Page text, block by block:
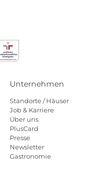
Unternehmen
Standorte / Häuser
Job & Karriere
Über uns
PlusCard
Presse
Newsletter
Gastronomie